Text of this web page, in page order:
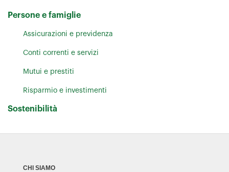
Persone e famiglie
Assicurazioni e previdenza
Conti correnti e servizi
Mutui e prestiti
Risparmio e investimenti
Sostenibilità
CHI SIAMO